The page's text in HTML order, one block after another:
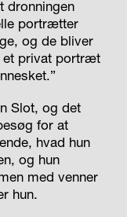
dronningen
portrætter
og de bliver
et privat portræt
Slot, og det
for at
hvad hun
og hun
med venner
hun.